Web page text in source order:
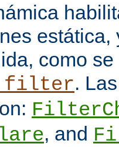
como
.
, and